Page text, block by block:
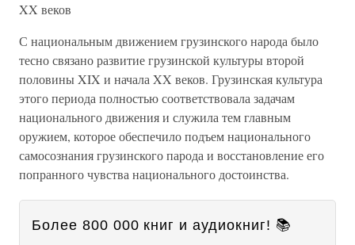
XX веков
С национальным движением грузинского народа было
тесно связано развитие грузинской культуры второй
половины XIX и начала XX веков. Грузинская культура
этого периода полностью соответствовала задачам
национального движения и служила тем главным
оружием, которое обеспечило подъем национального
самосознания грузинского парода и восстановление его
попранного чувства национального достоинства.
Более 800 000 книг и аудиокниг! 📚